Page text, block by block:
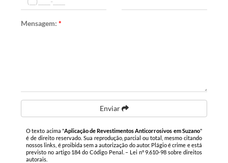
Mensagem:*
Enviar
O texto acima "Aplicação de Revestimentos Anticorrosivos em Suzano"
é de direito reservado. Sua reprodução, parcial ou total, mesmo citando
nossos links, é proibida sem a autorização do autor. Plágio é crime e está
previsto no artigo 184 do Código Penal. – Lei n° 9.610-98 sobre direitos
autorais